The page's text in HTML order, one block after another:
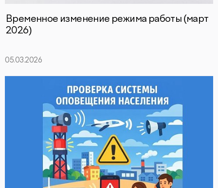
Временное изменение режима работы (март
2026)
05.03.2026